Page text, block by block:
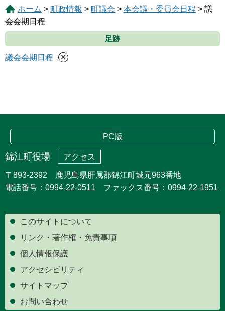
ホーム > 町政情報 > 町議会 > 本会議・委員会日程 > 議
会会期日程
足跡
議会会期日程 ×
PC版
錦江町役場 アクセス
〒893-2392 鹿児島県肝属郡錦江町城元963番地
電話番号：0994-22-0511 ファックス番号：0994-22-1951
このサイトについて
リンク・著作権・免責事項
個人情報保護
アクセシビリティ
サイトマップ
お問い合わせ